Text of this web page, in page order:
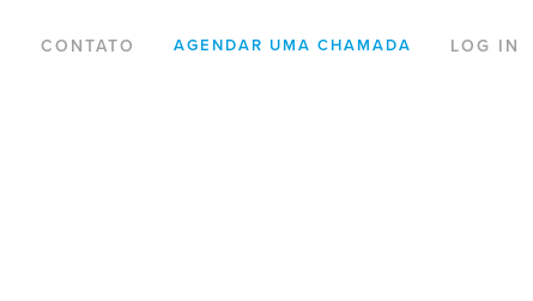
CONTATO AGENDAR UMA CHAMADA LOG IN